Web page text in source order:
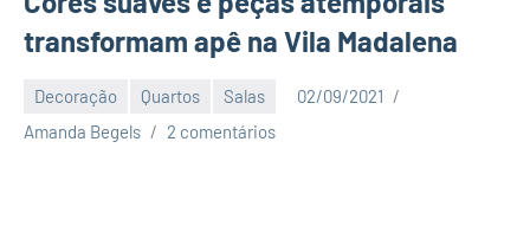
transformam apê na Vila Madalena
Decoração Quartos Salas
02/09/2021
Amanda Begels
2 comentários